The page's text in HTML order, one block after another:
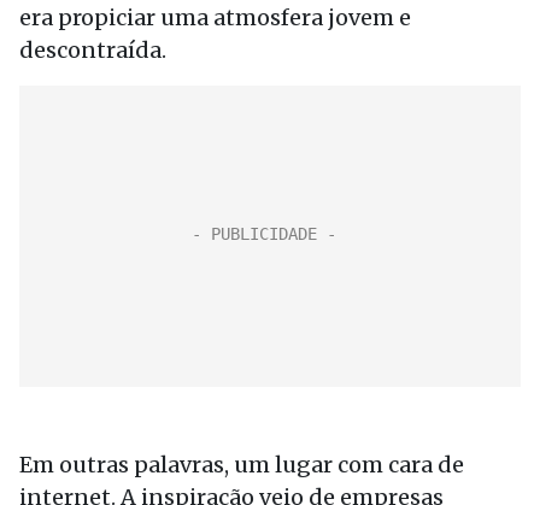
era propiciar uma atmosfera jovem e
descontraída.
Em outras palavras, um lugar com cara de
internet. A inspiração veio de empresas